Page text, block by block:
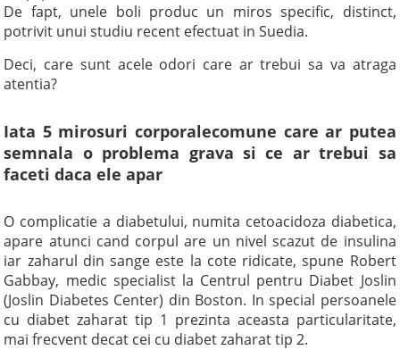
De fapt, unele boli produc un miros specific, distinct,
potrivit unui studiu recent efectuat in Suedia.
Deci, care sunt acele odori care ar trebui sa va atraga
atentia?
Iata 5 mirosuri corporalecomune care ar putea
semnala o problema grava si ce ar trebui sa
faceti daca ele apar
O complicatie a diabetului, numita cetoacidoza diabetica,
apare atunci cand corpul are un nivel scazut de insulina
iar zaharul din sange este la cote ridicate, spune Robert
Gabbay, medic specialist la Centrul pentru Diabet Joslin
(Joslin Diabetes Center) din Boston. In special persoanele
cu diabet zaharat tip 1 prezinta aceasta particularitate,
mai frecvent decat cei cu diabet zaharat tip 2.